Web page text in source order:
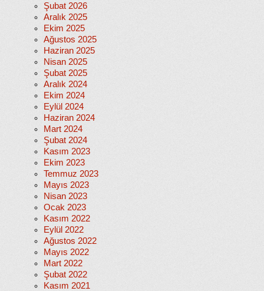
Şubat 2026
Aralık 2025
Ekim 2025
Ağustos 2025
Haziran 2025
Nisan 2025
Şubat 2025
Aralık 2024
Ekim 2024
Eylül 2024
Haziran 2024
Mart 2024
Şubat 2024
Kasım 2023
Ekim 2023
Temmuz 2023
Mayıs 2023
Nisan 2023
Ocak 2023
Kasım 2022
Eylül 2022
Ağustos 2022
Mayıs 2022
Mart 2022
Şubat 2022
Kasım 2021